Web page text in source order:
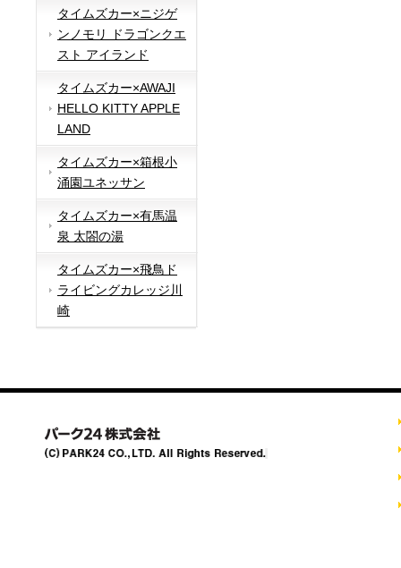
タイムズカー×ニジゲ
ンノモリ ドラゴンクエ
スト アイランド
タイムズカー×AWAJI
HELLO KITTY APPLE
LAND
タイムズカー×箱根小
涌園ユネッサン
タイムズカー×有馬温
泉 太閤の湯
タイムズカー×飛鳥ド
ライビングカレッジ川
崎